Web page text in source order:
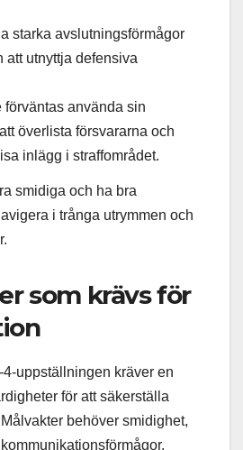
starka avslutningsförmågor
att utnyttja defensiva
förväntas använda sin
överlista försvararna och
inlägg i straffområdet.
smidiga och ha bra
i trånga utrymmen och
som krävs för
uppställningen kräver en
för att säkerställa
behöver smidighet,